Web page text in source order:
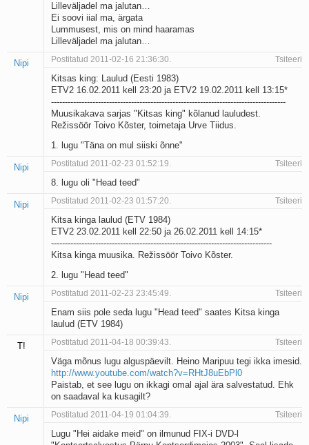
Lilleväljadel ma jalutan…
Ei soovi iial ma, ärgata
Lummusest, mis on mind haaramas
Lilleväljadel ma jalutan…
Nipi Postitatud 2011-02-16 21:36:30. Tsiteeri
Kitsas king: Laulud (Eesti 1983)
ETV2 16.02.2011 kell 23:20 ja ETV2 19.02.2011 kell 13:15*
-------------------------------------------------------------------------------------
Muusikakava sarjas "Kitsas king" kõlanud lauludest.
Režissöör Toivo Kõster, toimetaja Urve Tiidus.
1. lugu "Täna on mul siiski õnne"
Nipi Postitatud 2011-02-23 01:52:19. Tsiteeri
8. lugu oli "Head teed"
Nipi Postitatud 2011-02-23 01:57:20. Tsiteeri
Kitsa kinga laulud (ETV 1984)
ETV2 23.02.2011 kell 22:50 ja 26.02.2011 kell 14:15*
--------------------------------------------------------------------------------
Kitsa kinga muusika. Režissöör Toivo Kõster.
2. lugu "Head teed"
Nipi Postitatud 2011-02-23 23:45:49. Tsiteeri
Enam siis pole seda lugu "Head teed" saates Kitsa kinga
laulud (ETV 1984)
T! Postitatud 2011-04-18 00:39:43. Tsiteeri
Väga mõnus lugu alguspäevilt. Heino Maripuu tegi ikka imesid.
http://www.youtube.com/watch?v=RHtJ8uEbPl0
Paistab, et see lugu on ikkagi omal ajal ära salvestatud. Ehk
on saadaval ka kusagilt?
Nipi Postitatud 2011-04-19 01:04:39. Tsiteeri
Lugu "Hei aidake meid" on ilmunud FIX-i DVD-l